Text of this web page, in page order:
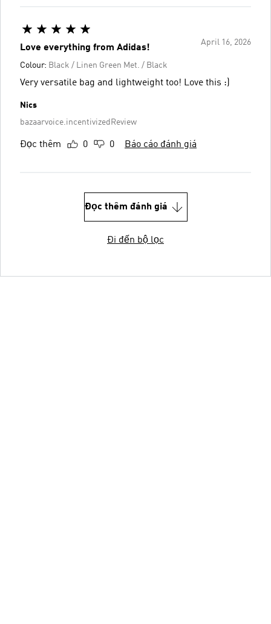
April 16, 2026
Love everything from Adidas!
Colour: Black / Linen Green Met. / Black
Very versatile bag and lightweight too! Love this :)
Nics
bazaarvoice.incentivizedReview
Đọc thêm 0 0 Báo cáo đánh giá
Đọc thêm đánh giá
Đi đến bộ lọc